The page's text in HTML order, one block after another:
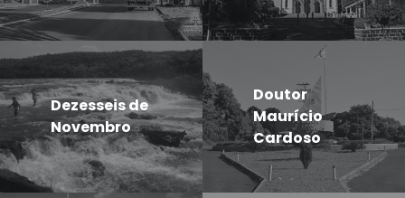
Dezesseis de
Novembro
Doutor
Maurício
Cardoso